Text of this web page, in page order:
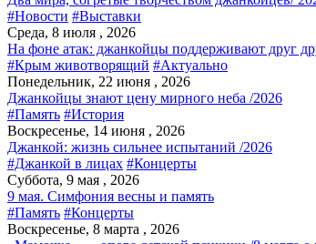
#Новости #Выставки
Среда, 8 июля , 2026
На фоне атак: джанкойцы поддерживают друг
#Крым животворящий #Актуально
Понедельник, 22 июня , 2026
Джанкойцы знают цену мирного неба /2026
#Память #История
Воскресенье, 14 июня , 2026
Джанкой: жизнь сильнее испытаний /2026
#Джанкой в лицах #Концерты
Суббота, 9 мая , 2026
9 мая. Симфония весны и память
#Память #Концерты
Воскресенье, 8 марта , 2026